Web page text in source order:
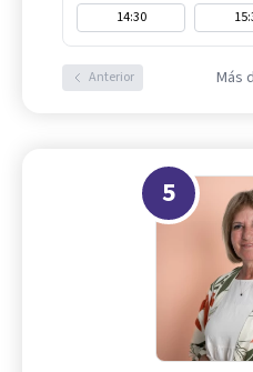
14:30
Anterior Más
5